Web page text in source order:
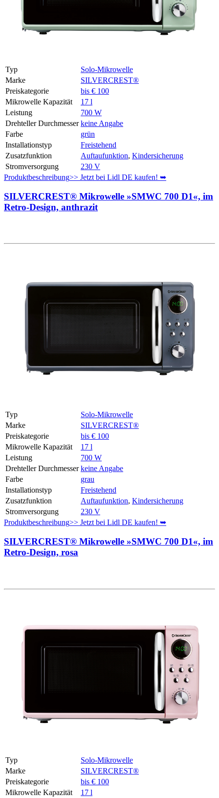
Typ
Solo-Mikrowelle
Marke
SILVERCREST®
Preiskategorie
bis € 100
Mikrowelle Kapazität
17 l
Leistung
700 W
Drehteller Durchmesser keine Angabe
Farbe
grün
Installationstyp
Freistehend
Zusatzfunktion
Auftaufunktion, Kindersicherung
Stromversorgung
230 V
Produktbeschreibung>> Jetzt bei Lidl DE kaufen! ➥
SILVERCREST® Mikrowelle »SMWC 700 D1«, im
Retro-Design, anthrazit
Typ
Solo-Mikrowelle
Marke
SILVERCREST®
Preiskategorie
bis € 100
Mikrowelle Kapazität
17 l
Leistung
700 W
Drehteller Durchmesser keine Angabe
Farbe
grau
Installationstyp
Freistehend
Zusatzfunktion
Auftaufunktion, Kindersicherung
Stromversorgung
230 V
Produktbeschreibung>> Jetzt bei Lidl DE kaufen! ➥
SILVERCREST® Mikrowelle »SMWC 700 D1«, im
Retro-Design, rosa
Typ
Solo-Mikrowelle
Marke
SILVERCREST®
Preiskategorie
bis € 100
Mikrowelle Kapazität
17 l